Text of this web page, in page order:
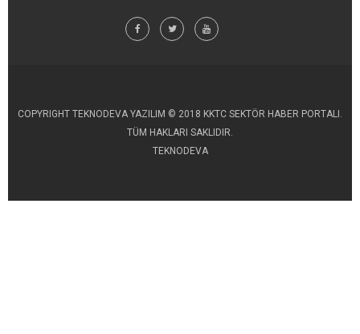
COPYRIGHT TEKNODEVA YAZILIM © 2018 KKTC SEKTÖR HABER PORTALI.
TÜM HAKLARI SAKLIDIR.
TEKNODEVA